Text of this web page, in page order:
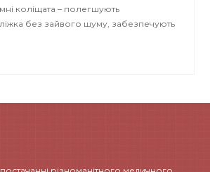
коліщата – полегшують
без зайвого шуму, забезпечують